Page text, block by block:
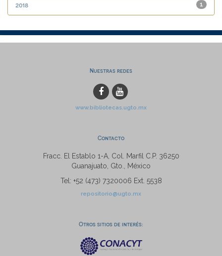
1
2018
Nuestras redes
www.bibliotecas.ugto.mx
Contacto
Fracc. El Establo 1-A, Col. Marfil C.P. 36250
Guanajuato, Gto., México
Tel: +52 (473) 7320006 Ext. 5538
repositorio@ugto.mx
Otros sitios de interés: